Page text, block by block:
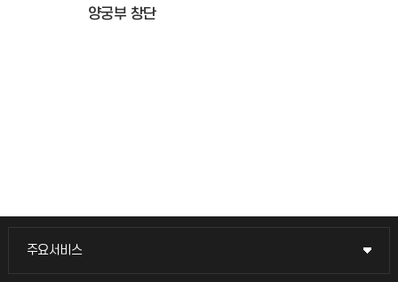
양궁부 창단
주요서비스
주요서비스